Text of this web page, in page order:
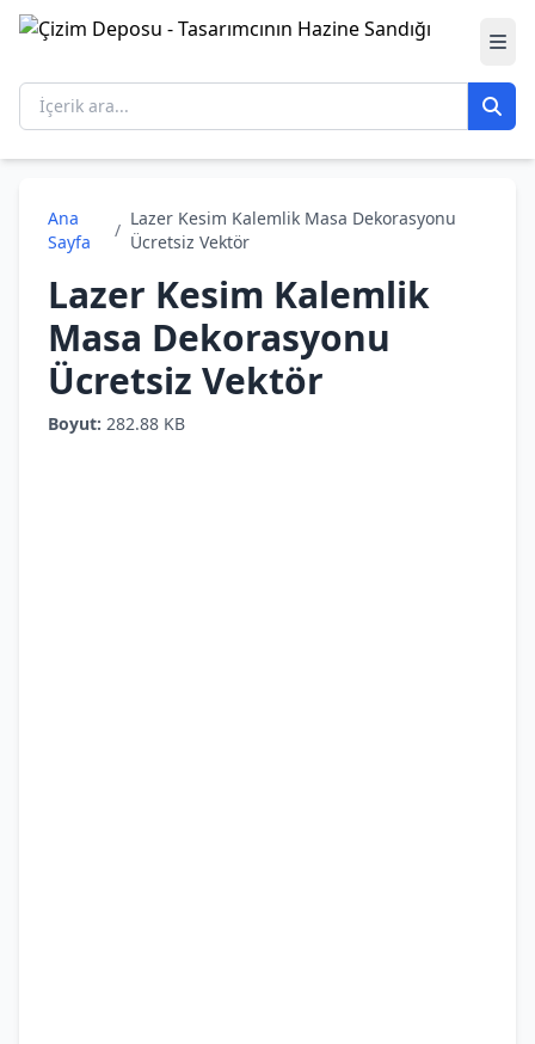
Ana
Sayfa
/
Lazer Kesim Kalemlik Masa Dekorasyonu
Ücretsiz Vektör
Lazer Kesim Kalemlik
Masa Dekorasyonu
Ücretsiz Vektör
Boyut: 282.88 KB